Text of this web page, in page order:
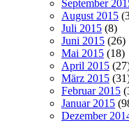
September
August 2015
Juli 2015 (8)
Juni 2015 (26)
Mai 2015 (18)
April 2015
März 2015
Februar 2015
Januar 2015
Dezember